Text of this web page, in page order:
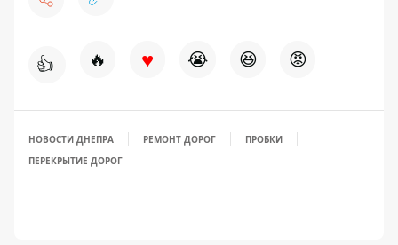
👍 🔥 ♥ 😭 😆 😡
НОВОСТИ ДНЕПРА РЕМОНТ ДОРОГ
ПРОБКИ
ПЕРЕКРЫТИЕ ДОРОГ